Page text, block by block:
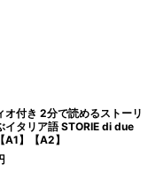
オ付き 2分で読めるストーリ
イタリア語 STORIE di due
】【A2】